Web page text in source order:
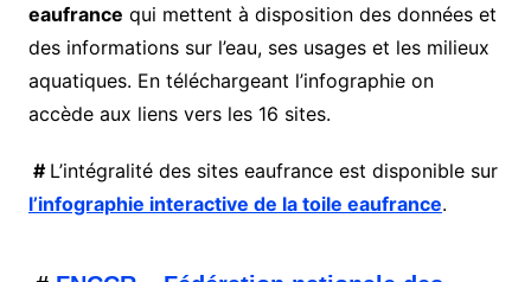
eaufrance qui mettent à disposition des données et
des informations sur l’eau, ses usages et les milieux
aquatiques. En téléchargeant l’infographie on
accède aux liens vers les 16 sites.
# L’intégralité des sites eaufrance est disponible sur
l’infographie interactive de la toile eaufrance.